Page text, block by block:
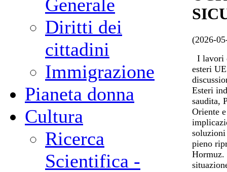
Generale
Diritti dei
cittadini
Immigrazione
Pianeta donna
Cultura
Ricerca
Scientifica -
(2026-
I lavori
esteri
Esteri
saudita,
Oriente
soluzioni
pieno
Hormuz.